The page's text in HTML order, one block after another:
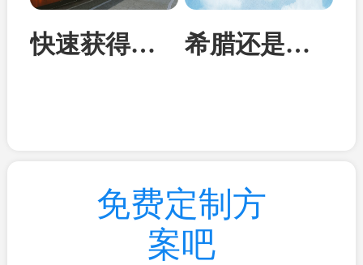
快速获得欧洲身份：匈牙利投资移民成为性价比首选 希腊还是马耳他？从身份到教育全面对比两国移民优势
免费定制方
案吧